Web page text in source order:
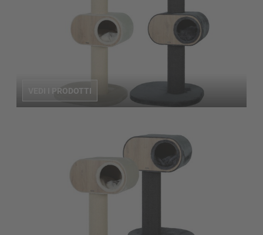
VEDI I PRODOTTI